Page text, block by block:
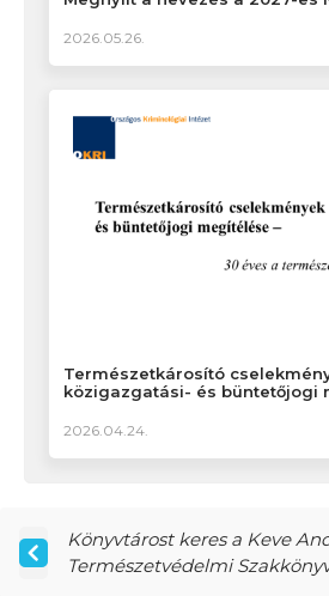
2026.05.26.
Természetkárosító
közigazgatási- és büntetőjogi
2026.04.24.
Könyvtárost keres a Keve
Természetvédelmi